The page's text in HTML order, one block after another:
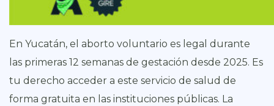
En Yucatán, el aborto voluntario es legal durante
las primeras 12 semanas de gestación desde 2025. Es
tu derecho acceder a este servicio de salud de
forma gratuita en las instituciones públicas. La